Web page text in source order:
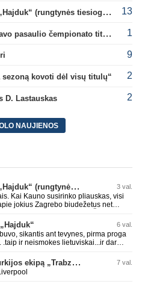
Konferencijų lyga: „Žalgiris“ – „Hajduk“ (rungtynės tiesiogiai) 13
B. Mendy: „Darau ką noriu su savo pasaulio čempionato titulu“ 1
9
sezoną kovoti dėl visų titulų“ 2
D. Lastauskas 2
NAUJIENOS
Konferencijų lyga: „Žalgiris“ – „Hajduk“ (rungtynės tiesiogiai) 3 val.
Kai Kauno susirinko pliauskas, visi
jokius Zagrebo biudežetus net
6 val.
sikantis ant tevynes, pirma proga
ir neismokes lietuviskai...ir dar
M. Salah oficialiai persikėlė į Turkijos ekipą „Trabzonspor“ 7 val.